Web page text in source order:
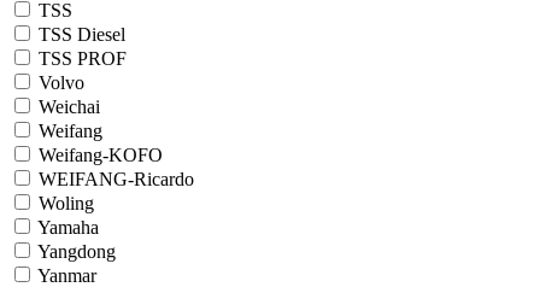
TSS
TSS Diesel
TSS PROF
Volvo
Weichai
Weifang
Weifang-KOFO
WEIFANG-Ricardo
Woling
Yamaha
Yangdong
Yanmar